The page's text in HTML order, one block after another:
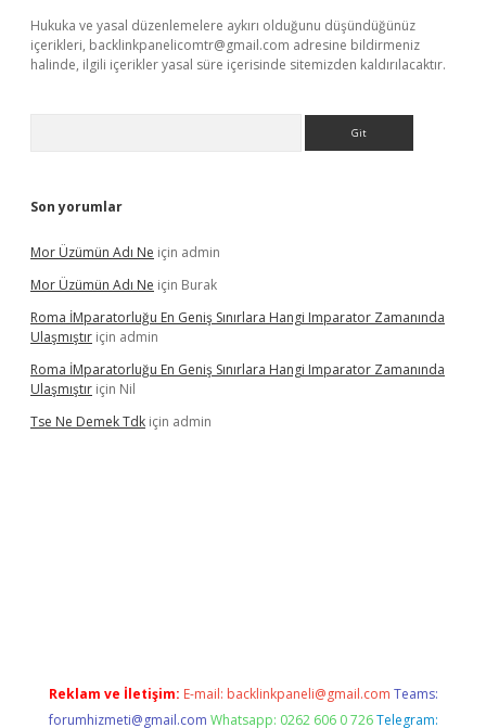
Hukuka ve yasal düzenlemelere aykırı olduğunu düşündüğünüz
içerikleri, backlinkpanelicomtr@gmail.com adresine bildirmeniz
halinde, ilgili içerikler yasal süre içerisinde sitemizden kaldırılacaktır.
Son yorumlar
Mor Üzümün Adı Ne için admin
Mor Üzümün Adı Ne için Burak
Roma İMparatorluğu En Geniş Sınırlara Hangi Imparator Zamanında
Ulaşmıştır için admin
Roma İMparatorluğu En Geniş Sınırlara Hangi Imparator Zamanında
Ulaşmıştır için Nil
Tse Ne Demek Tdk için admin
Reklam ve İletişim: E-mail: backlinkpaneli@gmail.com Teams:
forumhizmeti@gmail.com Whatsapp: 0262 606 0 726 Telegram: